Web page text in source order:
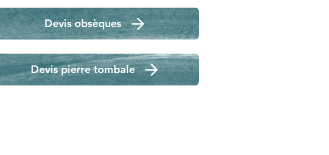
Devis obsèques
Devis pierre tombale